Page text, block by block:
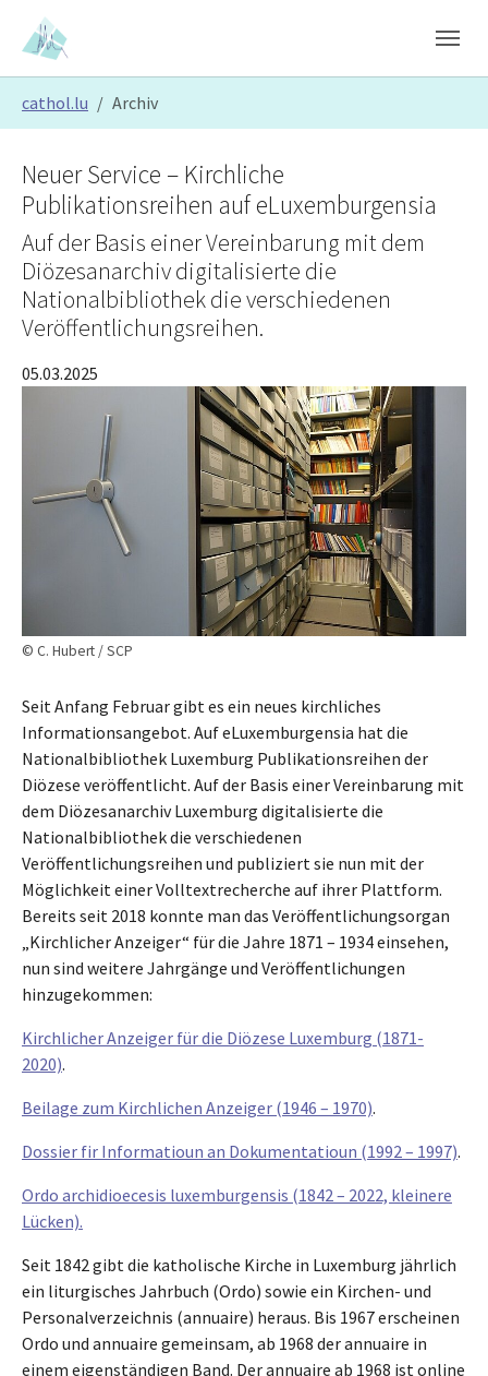
Skip to main content
Skip to page footer
cathol.lu Archiv
© C. Hubert / SCP
Neuer Service – Kirchliche
Publikationsreihen auf eLuxemburgensia
Auf der Basis einer Vereinbarung mit dem
Diözesanarchiv digitalisierte die
Nationalbibliothek die verschiedenen
Veröffentlichungsreihen.
05.03.2025
Seit Anfang Februar gibt es ein neues kirchliches
Informationsangebot. Auf eLuxemburgensia hat die
Nationalbibliothek Luxemburg Publikationsreihen der
Diözese veröffentlicht. Auf der Basis einer Vereinbarung mit
dem Diözesanarchiv Luxemburg digitalisierte die
Nationalbibliothek die verschiedenen
Veröffentlichungsreihen und publiziert sie nun mit der
Möglichkeit einer Volltextrecherche auf ihrer Plattform.
Bereits seit 2018 konnte man das Veröffentlichungsorgan
„Kirchlicher Anzeiger“ für die Jahre 1871 – 1934 einsehen,
nun sind weitere Jahrgänge und Veröffentlichungen
hinzugekommen:
Kirchlicher Anzeiger für die Diözese Luxemburg (1871-
2020).
Beilage zum Kirchlichen Anzeiger (1946 – 1970).
Dossier fir Informatioun an Dokumentatioun (1992 – 1997).
Ordo archidioecesis luxemburgensis (1842 – 2022, kleinere
Lücken).
Seit 1842 gibt die katholische Kirche in Luxemburg jährlich
ein liturgisches Jahrbuch (Ordo) sowie ein Kirchen- und
Personalverzeichnis (annuaire) heraus. Bis 1967 erscheinen
Ordo und annuaire gemeinsam, ab 1968 der annuaire in
einem eigenständigen Band. Der annuaire ab 1968 ist online